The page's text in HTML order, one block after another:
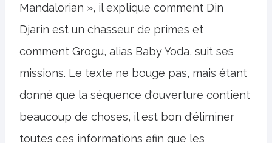
Mandalorian », il explique comment Din
Djarin est un chasseur de primes et
comment Grogu, alias Baby Yoda, suit ses
missions. Le texte ne bouge pas, mais étant
donné que la séquence d'ouverture contient
beaucoup de choses, il est bon d'éliminer
toutes ces informations afin que les